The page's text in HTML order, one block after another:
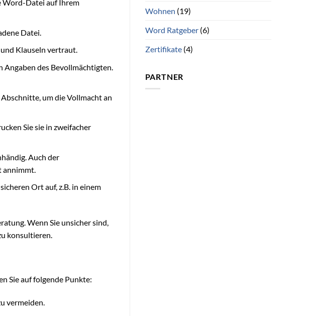
Word-Datei auf Ihrem
Datei.
Klauseln vertraut.
Angaben des Bevollmächtigten.
um die Vollmacht an
Sie sie in zweifacher
Auch der
annimmt.
Ort auf, z.B. in einem
Wenn Sie unsicher sind,
konsultieren.
Sie auf folgende Punkte:
vermeiden.
Wohnen (19)
Word Ratgeber(6)
Zertifikate(4)
PARTNER